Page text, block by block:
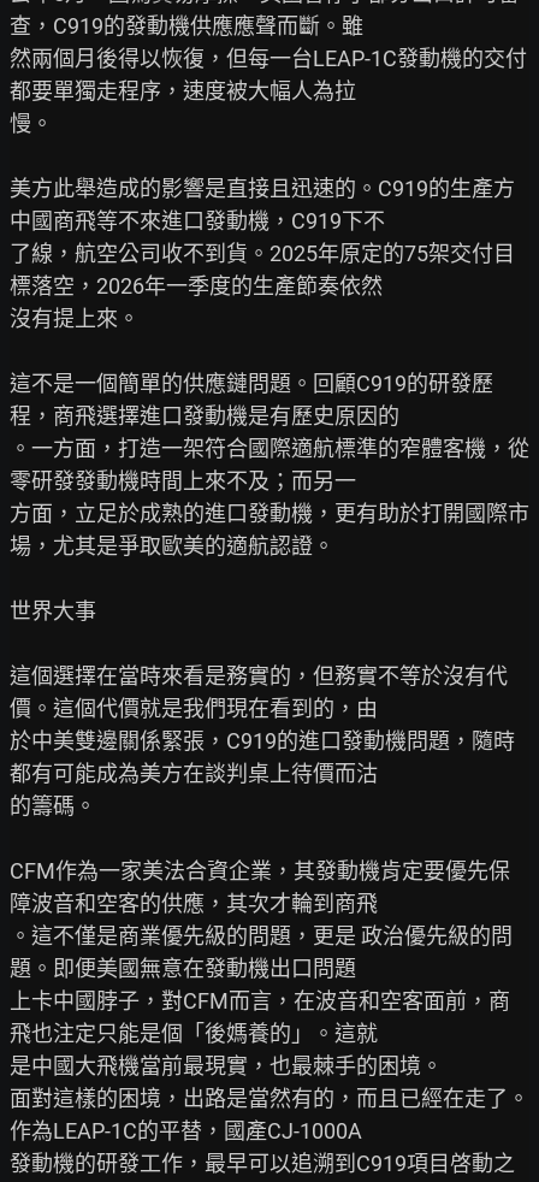
查，C919的發動機供應應聲而斷。雖
然兩個月後得以恢復，但每一台LEAP-1C發動機的交付
都要單獨走程序，速度被大幅人為拉
慢。
美方此舉造成的影響是直接且迅速的。C919的生產方
中國商飛等不來進口發動機，C919下不
了線，航空公司收不到貨。2025年原定的75架交付目
標落空，2026年一季度的生產節奏依然
沒有提上來。
這不是一個簡單的供應鏈問題。回顧C919的研發歷
程，商飛選擇進口發動機是有歷史原因的
。一方面，打造一架符合國際適航標準的窄體客機，從
零研發發動機時間上來不及；而另一
方面，立足於成熟的進口發動機，更有助於打開國際市
場，尤其是爭取歐美的適航認證。
世界大事
這個選擇在當時來看是務實的，但務實不等於沒有代
價。這個代價就是我們現在看到的，由
於中美雙邊關係緊張，C919的進口發動機問題，隨時
都有可能成為美方在談判桌上待價而沽
的籌碼。
CFM作為一家美法合資企業，其發動機肯定要優先保
障波音和空客的供應，其次才輪到商飛
。這不僅是商業優先級的問題，更是 政治優先級的問
題。即便美國無意在發動機出口問題
上卡中國脖子，對CFM而言，在波音和空客面前，商
飛也注定只能是個「後媽養的」。這就
是中國大飛機當前最現實，也最棘手的困境。
面對這樣的困境，出路是當然有的，而且已經在走了。
作為LEAP-1C的平替，國產CJ-1000A
發動機的研發工作，最早可以追溯到C919項目啓動之